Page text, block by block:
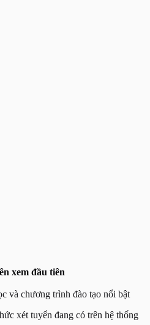
xem đầu tiên
và chương trình đào tạo nổi bật
xét tuyển đang có trên hệ thống